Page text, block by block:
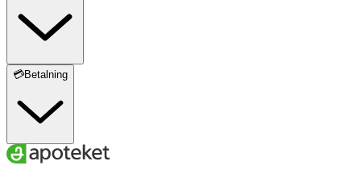
💳Betalning